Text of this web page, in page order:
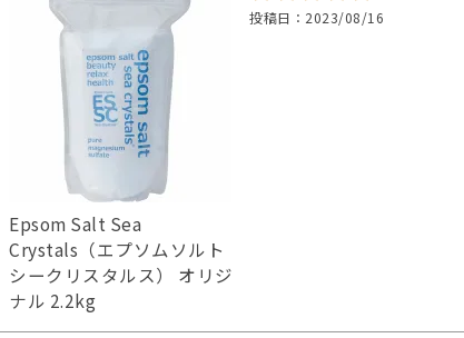
Epsom Salt Sea
Crystals（エプソムソルト
シークリスタルス） オリジ
ナル 2.2kg
投稿日 2023/08/16